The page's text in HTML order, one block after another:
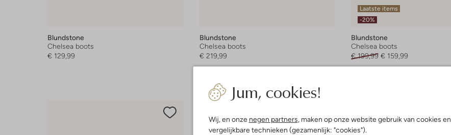
Jum, cookies!
Wij, en onze negen partners, maken op onze website gebruik van cookies en
vergelijkbare technieken (gezamenlijk: "cookies").
Blundstone
Chelsea boots
€ 129,99
Blundstone
Chelsea boots
€ 219,99
Laatste items
-20%
Blundstone
Chelsea boots
€ 199,99 € 159,99